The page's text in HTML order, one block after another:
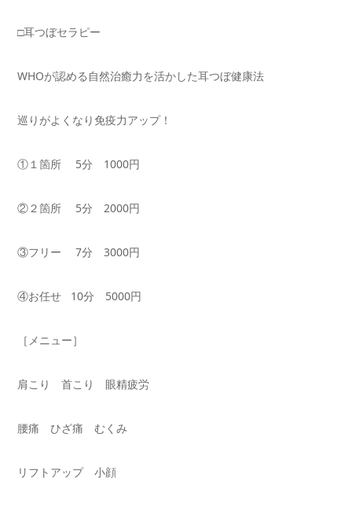
□耳つぼセラピー
WHOが認める自然治癒力を活かした耳つぼ健康法
巡りがよくなり免疫力アップ！
①１箇所 5分 1000円
②２箇所 5分 2000円
③フリー 7分 3000円
④お任せ 10分 5000円
［メニュー］
肩こり 首こり 眼精疲労
腰痛 ひざ痛 むくみ
リフトアップ 小顔